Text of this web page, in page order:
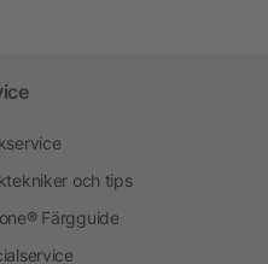
och tips
Färgguide